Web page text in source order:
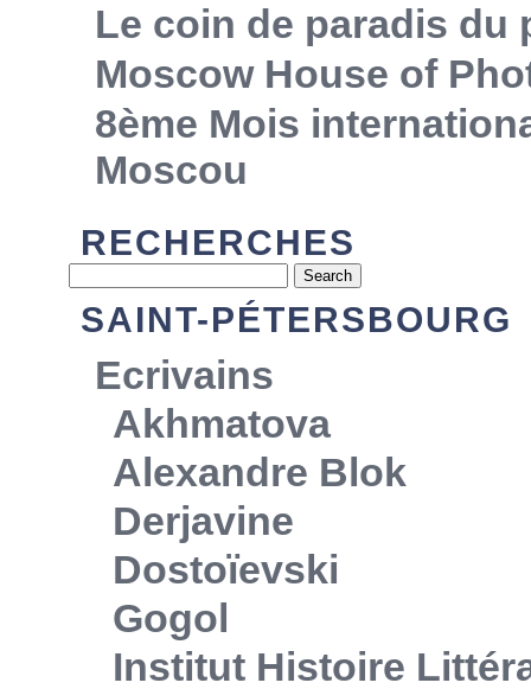
Le coin de paradis du
Moscow House of
8ème Mois
Moscou
RECHERCHES
SAINT-PÉTERSBOURG
Ecrivains
Akhmatova
Alexandre Blok
Derjavine
Dostoïevski
Gogol
Institut Histoire